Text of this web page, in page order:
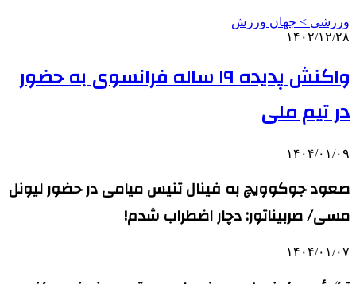
ورزشی > جهان ورزش
۱۴۰۲/۱۲/۲۸
واکنش پدیده ۱۹ ساله فرانسوی به حضور
در تیم ملی
۱۴۰۴/۰۱/۰۹
صعود جوکوویچ به فینال تنیس میامی در حضور لیونل
مسی/ صربیناتور: دچار اضطراب شدم!
۱۴۰۴/۰۱/۰۷